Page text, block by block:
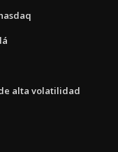
alta volatilidad